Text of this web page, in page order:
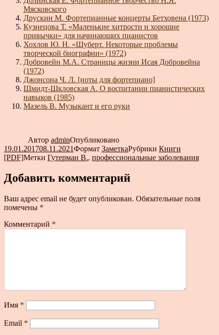
Мясковского
Друскин М. Фортепианные концерты Бетховена (1973)
Кузнецова Т. «Маленькие хитрости и хорошие
привычки» для начинающих пианистов
Хохлов Ю. Н. «Шуберт. Некоторые проблемы
творческой биографии» (1972)
Добровейн М.А. Страницы жизни Исая Добровейна
(1972)
Джонсона Ч. Л. [ноты для фортепиано]
Шмидт-Шкловская А. О воспитании пианистических
навыков (1985)
Мазель В. Музыкант и его руки
Автор adminОпубликовано
19.01.201708.11.2021Формат ЗаметкаРубрики Книги
[PDF]Метки Гутерман В., профессиональные заболевания
Добавить комментарий
Ваш адрес email не будет опубликован. Обязательные поля
помечены *
Комментарий *
Имя *
Email *